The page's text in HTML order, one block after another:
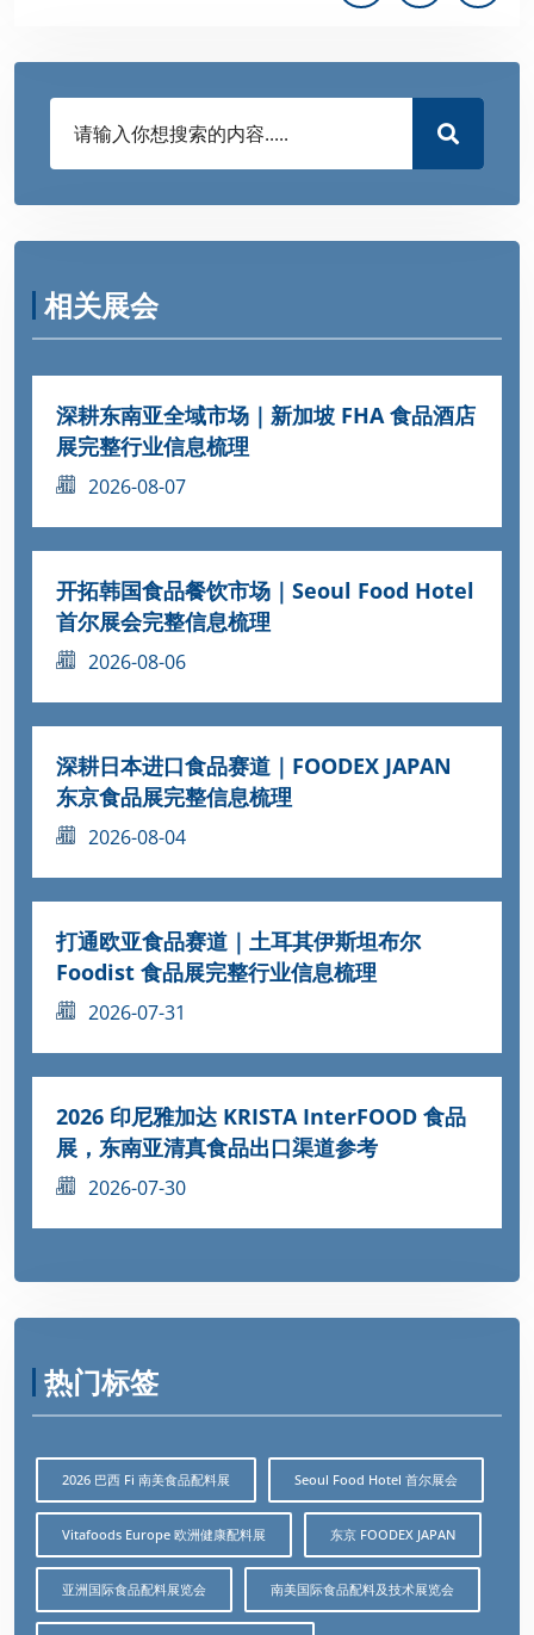
相关展会
深耕东南亚全域市场｜新加坡 FHA 食品酒店
展完整行业信息梳理
2026-08-07
开拓韩国食品餐饮市场｜Seoul Food Hotel
首尔展会完整信息梳理
2026-08-06
深耕日本进口食品赛道｜FOODEX JAPAN
东京食品展完整信息梳理
2026-08-04
打通欧亚食品赛道｜土耳其伊斯坦布尔
Foodist 食品展完整行业信息梳理
2026-07-31
2026 印尼雅加达 KRISTA InterFOOD 食品
展，东南亚清真食品出口渠道参考
2026-07-30
热门标签
2026 巴西 Fi 南美食品配料展 Seoul Food Hotel 首尔展会
Vitafoods Europe 欧洲健康配料展 东京 FOODEX JAPAN
亚洲国际食品配料展览会 南美国际食品配料及技术展览会